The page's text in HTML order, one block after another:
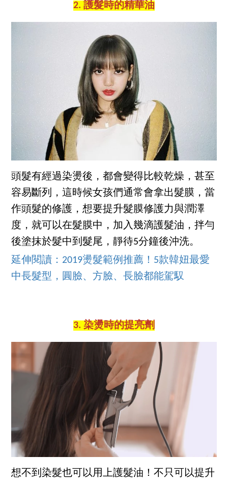
2. 護髮時的精華油
頭髮有經過染燙後，都會變得比較乾燥，甚至
容易斷列，這時候女孩們通常會拿出髮膜，當
作頭髮的修護，想要提升髮膜修護力與潤澤
度，就可以在髮膜中，加入幾滴護髮油，拌勻
後塗抹於髮中到髮尾，靜待5分鐘後沖洗。
延伸閱讀：2019燙髮範例推薦！5款韓妞最愛
中長髮型，圓臉、方臉、長臉都能駕馭
3. 染燙時的提亮劑
想不到染髮也可以用上護髮油！不只可以提升